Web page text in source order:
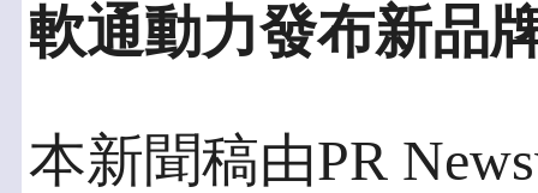
軟通動力發布新品
本新聞稿由PR